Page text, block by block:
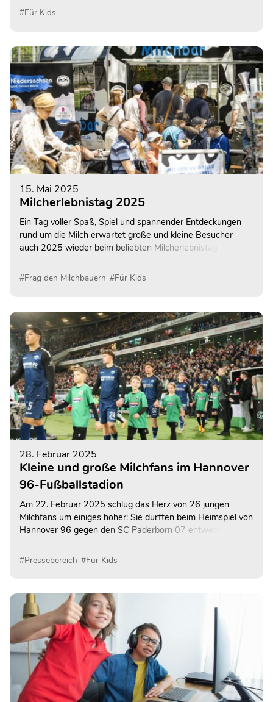
#Für Kids
15. Mai 2025
Milcherlebnistag 2025
Ein Tag voller Spaß, Spiel und spannender Entdeckungen
rund um die Milch erwartet große und kleine Besucher
auch 2025 wieder beim beliebten Milcherlebnistag am
#Frag den Milchbauern #Für Kids
28. Februar 2025
Kleine und große Milchfans im Hannover
96-Fußballstadion
Am 22. Februar 2025 schlug das Herz von 26 jungen
Milchfans um einiges höher: Sie durften beim Heimspiel von
Hannover 96 gegen den SC Paderborn 07 entweder Hand
Spalier stehen und kräftig die Hannover 96-Fahnen
#Pressebereich #Für Kids